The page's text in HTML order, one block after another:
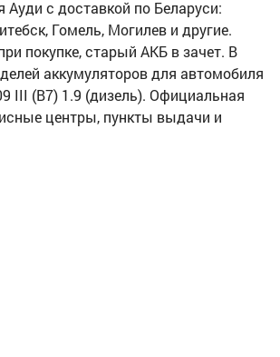
Ауди с доставкой по Беларуси:
Гомель, Могилев и другие.
покупке, старый АКБ в зачет. В
аккумуляторов для автомобиля
III (B7) 1.9 (дизель). Официальная
центры, пункты выдачи и